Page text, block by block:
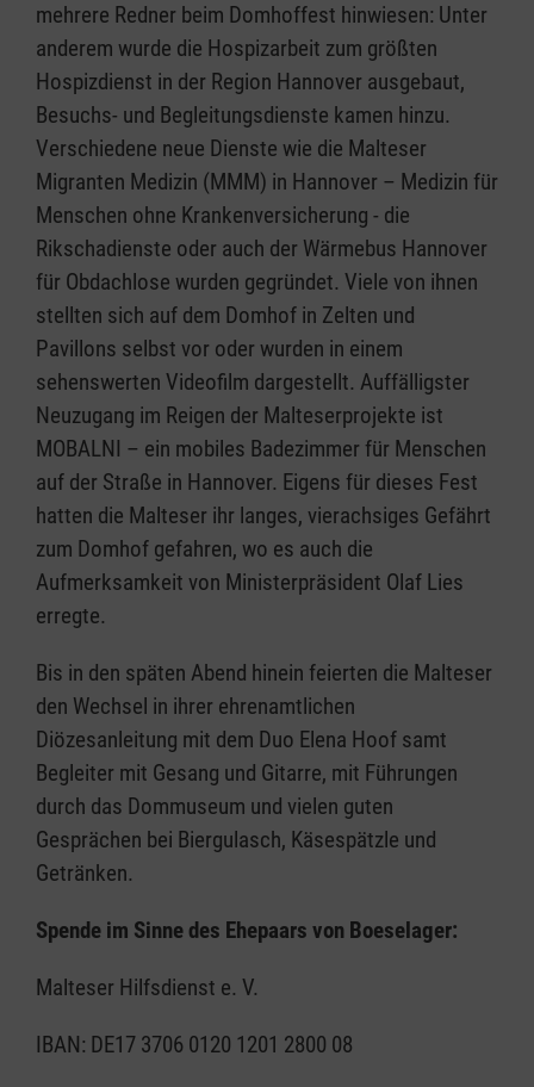
mehrere Redner beim Domhoffest hinwiesen: Unter
anderem wurde die Hospizarbeit zum größten
Hospizdienst in der Region Hannover ausgebaut,
Besuchs- und Begleitungsdienste kamen hinzu.
Verschiedene neue Dienste wie die Malteser
Migranten Medizin (MMM) in Hannover – Medizin für
Menschen ohne Krankenversicherung - die
Rikschadienste oder auch der Wärmebus Hannover
für Obdachlose wurden gegründet. Viele von ihnen
stellten sich auf dem Domhof in Zelten und
Pavillons selbst vor oder wurden in einem
sehenswerten Videofilm dargestellt. Auffälligster
Neuzugang im Reigen der Malteserprojekte ist
MOBALNI – ein mobiles Badezimmer für Menschen
auf der Straße in Hannover. Eigens für dieses Fest
hatten die Malteser ihr langes, vierachsiges Gefährt
zum Domhof gefahren, wo es auch die
Aufmerksamkeit von Ministerpräsident Olaf Lies
erregte.
Bis in den späten Abend hinein feierten die Malteser
den Wechsel in ihrer ehrenamtlichen
Diözesanleitung mit dem Duo Elena Hoof samt
Begleiter mit Gesang und Gitarre, mit Führungen
durch das Dommuseum und vielen guten
Gesprächen bei Biergulasch, Käsespätzle und
Getränken.
Spende im Sinne des Ehepaars von Boeselager:
Malteser Hilfsdienst e. V.
IBAN: DE17 3706 0120 1201 2800 08